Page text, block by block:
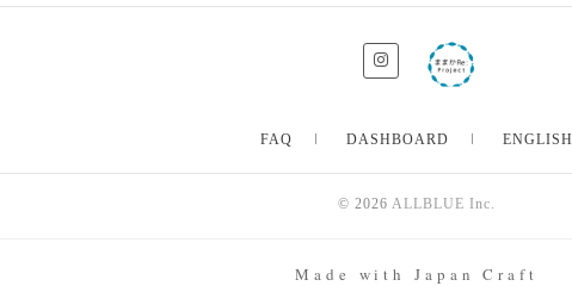
FAQ DASHBOARD ENGLISH
© 2026 ALLBLUE Inc.
Made with Japan Craft